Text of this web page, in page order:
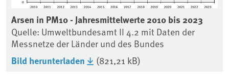
Arsen in PM10 - Jahresmittelwerte 2010 bis 2023
Quelle: Umweltbundesamt II 4.2 mit Daten der
Messnetze der Länder und des Bundes
Bild herunterladen (821,21 kB)